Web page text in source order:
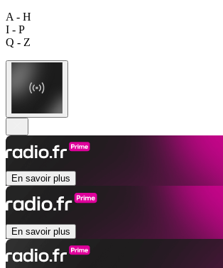
A - H
I - P
Q - Z
En savoir plus
En savoir plus